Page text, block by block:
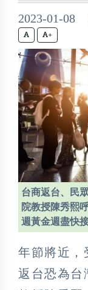
2023-01-08
+
台商返台、民
院教授陳秀熙
週黃金週盡快
年節將近，
返台恐為台